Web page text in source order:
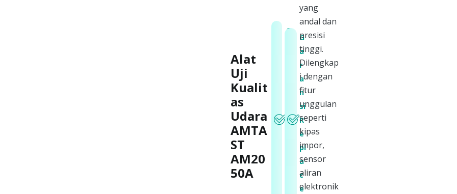
Alat
Uji
Kualit
as
Udara
AMTA
ST
AM20
50A
G
S
G
a
r
a
n
si
R
e
pl
a
c
e
yang
andal dan
presisi
tinggi.
Dilengkap
i dengan
fitur
unggulan
seperti
kipas
impor,
sensor
aliran
elektronik